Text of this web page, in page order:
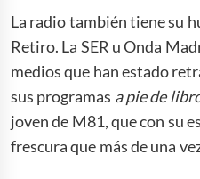
La radio también tiene su
Retiro. La SER u Onda
medios que han estado
sus programas a pie de
joven de M81, que con su
frescura que más de una